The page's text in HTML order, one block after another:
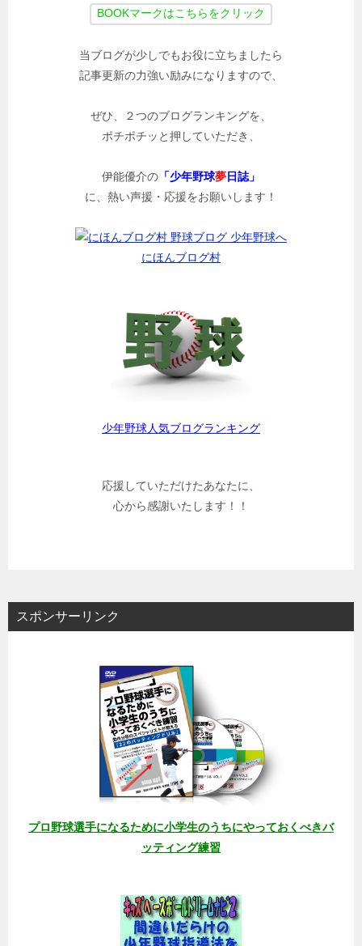
当ブログが少しでもお役に立ちましたら
記事更新の力強い励みになりますので、
ぜひ、２つのブログランキングを、
ポチポチッと押していただき、
伊能優介の 「少年野球夢日誌」
に、熱い声援・応援をお願いします！
にほんブログ村
少年野球人気ブログランキング
応援していただけたあなたに、
心から感謝いたします！！
スポンサーリンク
プロ野球選手になるために小学生のうちにやっておくべきバ
ッティング練習